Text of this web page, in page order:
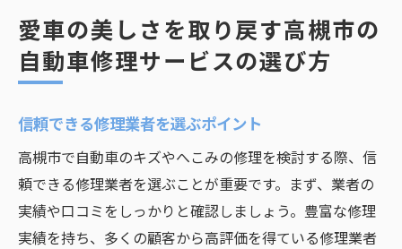
愛車の美しさを取り戻す高槻市の
自動車修理サービスの選び方
信頼できる修理業者を選ぶポイント
高槻市で自動車のキズやへこみの修理を検討する際、信
頼できる修理業者を選ぶことが重要です。まず、業者の
実績や口コミをしっかりと確認しましょう。豊富な修理
実績を持ち、多くの顧客から高評価を得ている修理業者